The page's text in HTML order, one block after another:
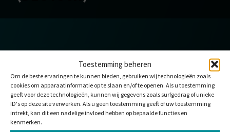
Toestemming beheren
Om de beste ervaringen te kunnen bieden, gebruiken wij technologieën zoals
cookies om apparaatinformatie op te slaan en/of te openen. Als u toestemming
geeft voor deze technologieën, kunnen wij gegevens zoals surfgedrag of unieke
ID's op deze site verwerken. Als u geen toestemming geeft of uw toestemming
intrekt, kan dit een nadelige invloed hebben op bepaalde functies en
kenmerken.
HULPMIDDEL DOWNLOADEN
Bedankt voor uw interesse in Deutschland –
Allgemeine Einkaufsbedingungen (Deutsch). Als
uw download nog niet gestart is, klik dan op
download.
DOWNLOADEN